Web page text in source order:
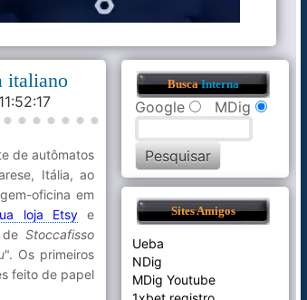
italiano
de autômatos
Itália, ao
oficina em
loja Etsye
Stoccafisso
". Os primeiros
feito de papel
BuscaInterna
Google MDig
Sites Amigos
Ueba
NDig
MDig Youtube